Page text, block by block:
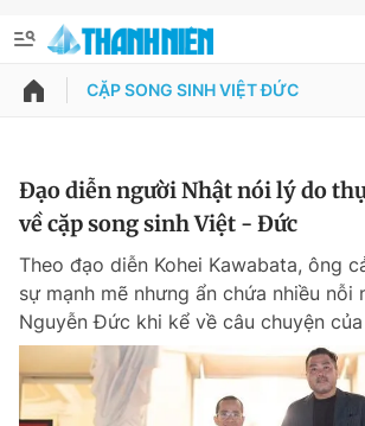
QUẢNG CÁO ĐẶT BÁO
Chuyên mục khác
Chào ngày mới Tin 24h
Thông tin tài khoản
Đổi mật khẩu
Tin đã lưu
Tin đã xem
Đăng xuất
CẶP SONG SINH VIỆT ĐỨC
Đạo diễn người Nhật nói lý do
về cặp song sinh Việt - Đức
Theo đạo diễn Kohei Kawabata, ông
sự mạnh mẽ nhưng ẩn chứa nhiều nỗi
Nguyễn Đức khi kể về câu chuyện của